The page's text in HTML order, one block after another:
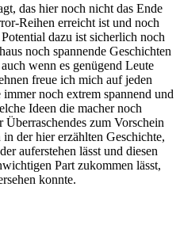
das hier noch nicht das Ende
Reihen erreicht ist und noch
dazu ist sicherlich noch
noch spannende Geschichten
wenn es genügend Leute
freue ich mich auf jeden
noch extrem spannend und
Ideen die macher noch
zum Vorschein
der hier erzählten Geschichte,
auferstehen lässt und diesen
Part zukommen lässt,
konnte.